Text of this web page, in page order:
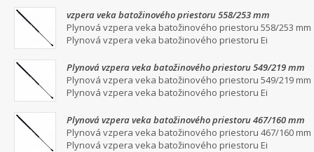
vzpera veka batožinového priestoru 558/253 mm
Plynová vzpera veka batožinového priestoru 558/253 mm
Plynová vzpera veka batožinového priestoru Ei
Plynová vzpera veka batožinového priestoru 549/219 mm
Plynová vzpera veka batožinového priestoru 549/219 mm
Plynová vzpera veka batožinového priestoru Ei
Plynová vzpera veka batožinového priestoru 467/160 mm
Plynová vzpera veka batožinového priestoru 467/160 mm
Plynová vzpera veka batožinového priestoru Ei